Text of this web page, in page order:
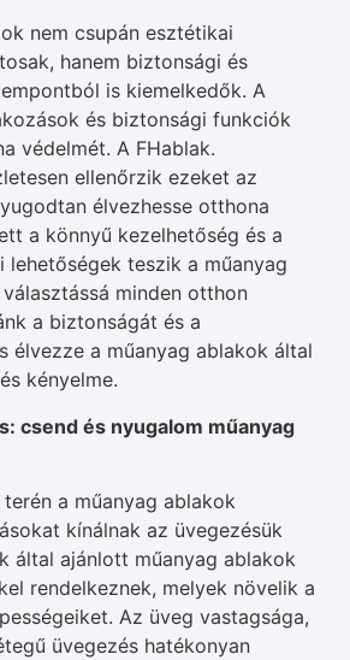
nem csupán esztétikai
hanem biztonsági és
is kiemelkedők. A
és biztonsági funkciók
védelmét. A FHablak.
ellenőrzik ezeket az
élvezhesse otthona
a könnyű kezelhetőség és a
lehetőségek teszik a műanyag
minden otthon
a biztonságát és a
élvezze a műanyag ablakok által
kényelme.
csend és nyugalom műanyag
a műanyag ablakok
kínálnak az üvegezésük
által ajánlott műanyag ablakok
rendelkeznek, melyek növelik a
Az üveg vastagsága,
üvegezés hatékonyan